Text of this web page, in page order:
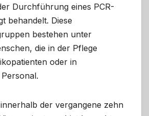
Durchführung eines PCR-
behandelt. Diese
bestehen unter
die in der Pflege
oder in
innerhalb der vergangene zehn